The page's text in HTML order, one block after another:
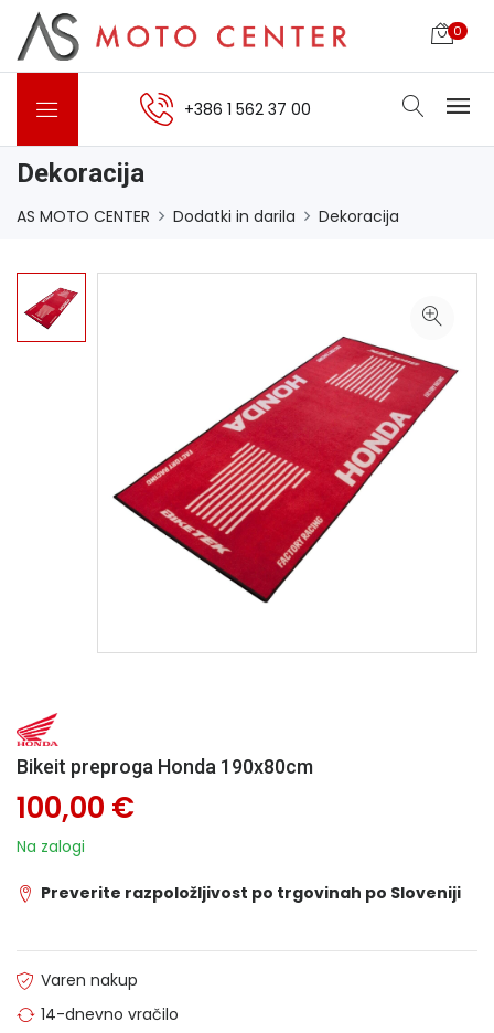
0
+386 1 562 37 00
Dekoracija
AS MOTO CENTER Dodatki in darila Dekoracija
Bikeit preproga Honda 190x80cm
100,00 €
Na zalogi
Preverite razpoložljivost po trgovinah po Sloveniji
Varen nakup
14-dnevno vračilo